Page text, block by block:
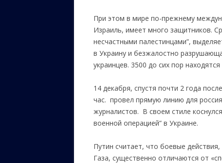
При этом в мире по-прежнему
Израиль, имеет много защитников.
несчастными палестинцами”,
в Украину и безжалостно
украинцев. 3500 до сих пор
14 декабря, спустя почти 2 года
час. провел прямую линию для
журналистов. В своем стиле
военной операцией” в Украине.
Путин считает, что боевые
Газа, существенно отличаются от